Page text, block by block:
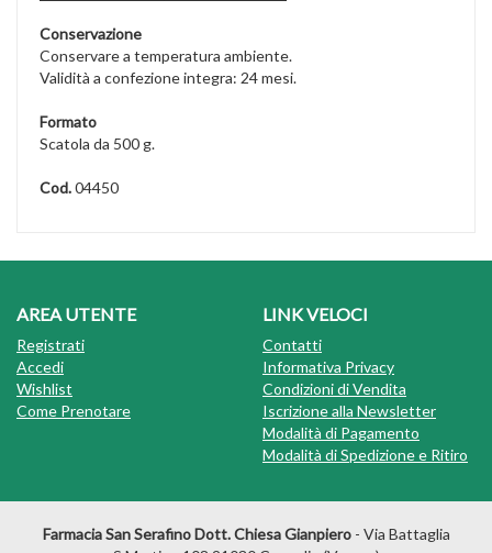
Conservazione
Conservare a temperatura ambiente.
Validità a confezione integra: 24 mesi.
Formato
Scatola da 500 g.
Cod.04450
AREA UTENTE
Registrati
Accedi
Wishlist
Come Prenotare
LINK VELOCI
Contatti
Informativa Privacy
Condizioni di Vendita
Iscrizione alla Newsletter
Modalità di Pagamento
Modalità di Spedizione e Ritiro
Farmacia San Serafino Dott. Chiesa Gianpiero - Via Battaglia